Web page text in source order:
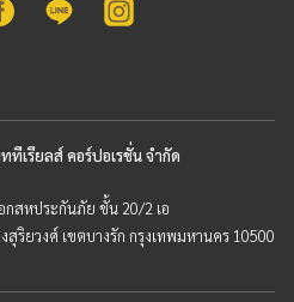
เรียลส์ คอร์ปอเรชั่น จำกัด
กสหประกันภัย ชั้น 20/2 เอ
ยวงศ์ เขตบางรัก กรุงเทพมหานคร 10500